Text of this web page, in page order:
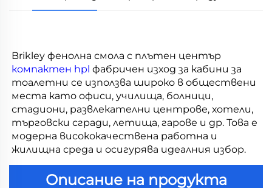
компактен hpl фабричен изход за кабини за
тоалетни се използва широко в обществени
места като офиси, училища, болници,
стадиони, развлекателни центрове, хотели,
търговски сгради, летища, гарове и др. Това е
модерна висококачествена работна и
жилищна среда и осигурява идеалния избор.
Описание на продукта